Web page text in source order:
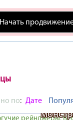
Начать
по: Дате
рейнджеры: